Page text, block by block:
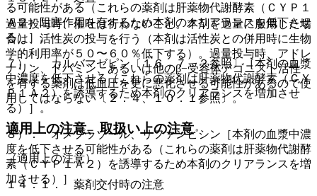
過量投与時、催吐は行わないこと。本剤を過量に服用した場
合は、活性炭の投与を行う（本剤は活性炭との併用時に生物
学的利用率が５０〜６０％低下する）。過量投与時、アドレ
ナリン、ドパミン、あるいは他のβ−受容体アゴニスト活性
を有する薬剤は低血圧を更に悪化させる可能性があるので使
用してはならない〔２．４、１０．１参照〕。
適用上の注意、取扱い上の注意
（適用上の注意）
１４．１． 薬剤交付時の注意
る可能性がある（これらの薬剤は肝薬物代謝酵素（ＣＹＰ１
Ａ２）阻害作用を有するため本剤のクリアランスを低下させ
る）］。
７）． カルバマゼピン〔１６．７．２参照〕［本剤の血漿
中濃度を低下させる（これらの薬剤は肝薬物代謝酵素（ＣＹ
Ｐ１Ａ２）を誘導するため本剤のクリアランスを増加させ
る）］。
８）． オメプラゾール、リファンピシン［本剤の血漿中濃
度を低下させる可能性がある（これらの薬剤は肝薬物代謝酵
素（ＣＹＰ１Ａ２）を誘導するため本剤のクリアランスを増
加させる）］。